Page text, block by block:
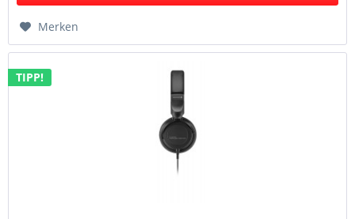
Merken
TIPP!